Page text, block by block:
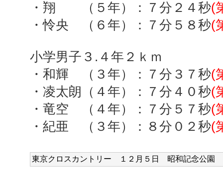
・翔 （５年）：７分２４秒(
・怜央 （６年）：７分５８秒(
小学男子３ . ４年２ｋｍ
・和輝 （３年）：７分３７秒(
・凌太朗（４年）：７分４０秒(
・竜空 （４年）：７分５７秒(
・紀亜 （３年）：８分０２秒(
東京クロスカントリー １２ 月５日 昭和記念公園